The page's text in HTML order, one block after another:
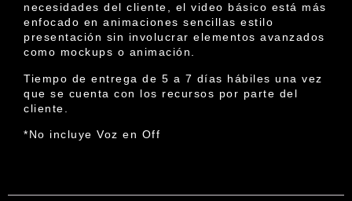
necesidades del cliente, el video básico está más
enfocado en animaciones sencillas estilo
presentación sin involucrar elementos avanzados
como mockups o animación.
Tiempo de entrega de 5 a 7 días hábiles una vez
que se cuenta con los recursos por parte del
cliente.
*No incluye Voz en Off